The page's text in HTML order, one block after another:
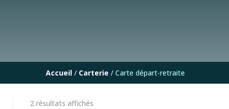
Accueil / Carterie / Carte départ-retraite
2 résultats affichés